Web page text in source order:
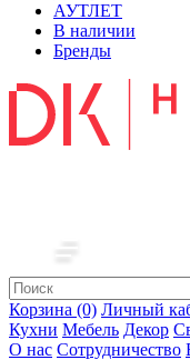
АУТЛЕТ
В наличии
Бренды
Корзина (0) Личный
Кухни Мебель Декор
О нас Сотрудничество